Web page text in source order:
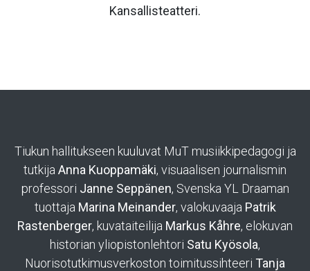
Kansallisteatteri.
Tiukun hallitukseen kuuluvat MuT musiikkipedagogi ja
tutkija Anna Kuoppamäki, visuaalisen journalismin
professori Janne Seppänen, Svenska YL Draaman
tuottaja Marina Meinander, valokuvaaja Patrik
Rastenberger, kuvataiteilija Markus Kåhre, elokuvan
historian yliopistonlehtori Satu Kyösola,
Nuorisotutkimusverkoston toimitussihteeri Tanja